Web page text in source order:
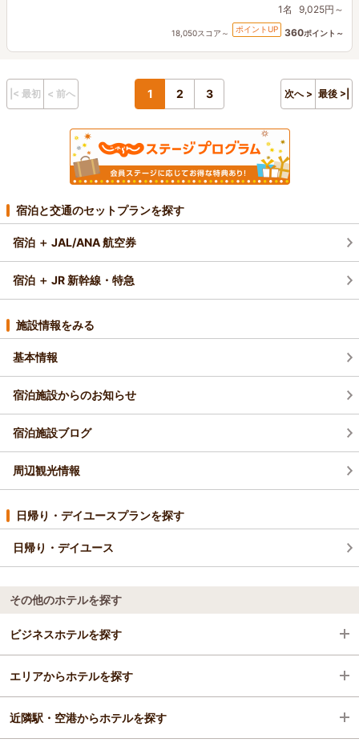
1名 9,025円～
18,050スコア～ ポイントUP 360ポイント～
|< 最初 < 前へ 1 2 3 次へ > 最後 >|
宿泊と交通のセットプランを探す
宿泊 ＋ JAL/ANA 航空券
宿泊 ＋ JR 新幹線・特急
施設情報をみる
基本情報
宿泊施設からのお知らせ
宿泊施設ブログ
周辺観光情報
日帰り・デイユースプランを探す
日帰り・デイユース
その他のホテルを探す
ビジネスホテルを探す
愛知県
三河
エリアからホテルを探す
愛知県
近隣駅・空港からホテルを探す